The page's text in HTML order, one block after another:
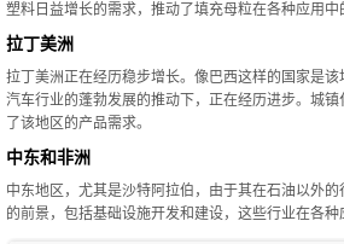
塑料日益增长的需求，推动了填充母粒在各种​​应用中
拉丁美洲
拉丁美洲正在经历稳步增长。像巴西这样的国家是
汽车行业的蓬勃发展的推动下，正在经历进步。城
了该地区的产品需求。
中东和非洲
中东地区，尤其是沙特阿拉伯，由于其在石油以外
的前景，包括基础设施开发和建设，这些行业在各种